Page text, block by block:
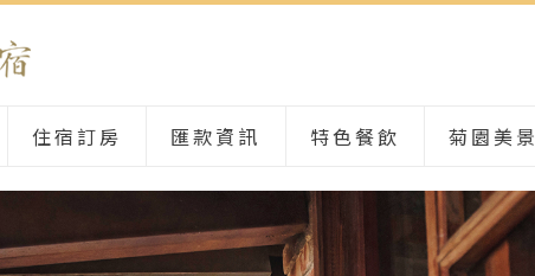
住宿訂房 匯款資訊 特色餐飲 菊園美景